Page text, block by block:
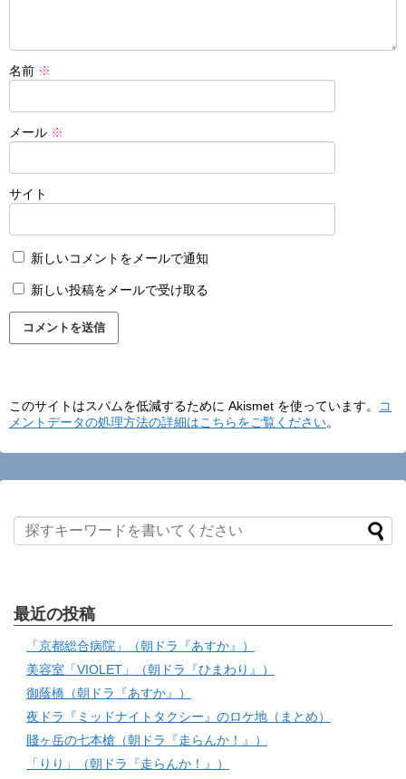
名前 ※
メール ※
サイト
新しいコメントをメールで通知
新しい投稿をメールで受け取る
このサイトはスパムを低減するために Akismet を使っています。
コ
メントデータの処理方法の詳細はこちらをご覧ください。
最近の投稿
「京都総合病院」（朝ドラ『あすか』）
美容室「VIOLET」（朝ドラ『ひまわり』）
御蔭橋（朝ドラ『あすか』）
夜ドラ『ミッドナイトタクシー』のロケ地（まとめ）
賤ヶ岳の七本槍（朝ドラ『走らんか！』）
「りり」（朝ドラ『走らんか！』）